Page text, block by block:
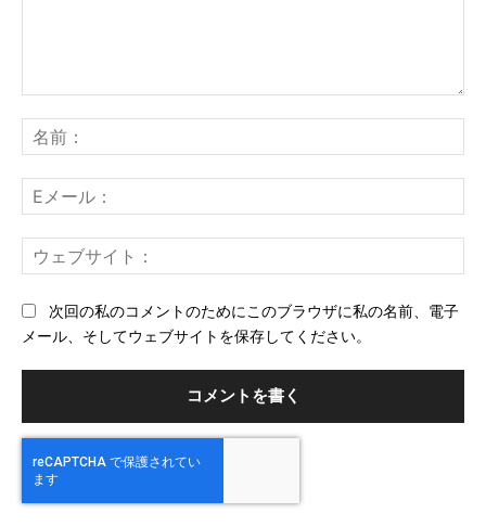
ン
ト：
前
メ
ー
ェ
次回の私のコメントのためにこのブラウザに私の名前、電子
メール、そしてウェブサイトを保存してください。